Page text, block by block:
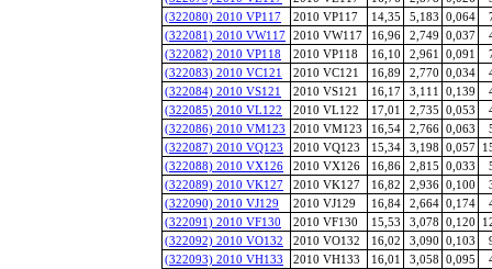
(322080) 2010 VP117
2010 VP117 14,35 5,183 0,064
(322081) 2010 VW117 2010 VW117 16,96 2,749 0,037
(322082) 2010 VP118
2010 VP118 16,10 2,961 0,091
(322083) 2010 VC121
2010 VC121 16,89 2,770 0,034
(322084) 2010 VS121
2010 VS121 16,17 3,111 0,139
(322085) 2010 VL122
2010 VL122 17,01 2,735 0,053
(322086) 2010 VM123
2010 VM123 16,54 2,766 0,063
(322087) 2010 VQ123
2010 VQ123 15,34 3,198 0,057
(322088) 2010 VX126
2010 VX126 16,86 2,815 0,033
(322089) 2010 VK127
2010 VK127 16,82 2,936 0,100
(322090) 2010 VJ129
2010 VJ129 16,84 2,664 0,174
(322091) 2010 VF130
2010 VF130 15,53 3,078 0,120
(322092) 2010 VO132
2010 VO132 16,02 3,090 0,103
(322093) 2010 VH133
2010 VH133 16,01 3,058 0,095